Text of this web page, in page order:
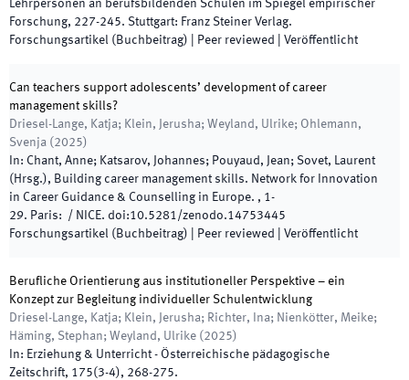
Lehrpersonen an berufsbildenden Schulen im Spiegel empirischer
Forschung, 227-245. Stuttgart: Franz Steiner Verlag.
Forschungsartikel (Buchbeitrag) | Peer reviewed Veröffentlicht
Can teachers support adolescents’ development of career
management skills?
Driesel-Lange, Katja; Klein, Jerusha; Weyland, Ulrike; Ohlemann,
Svenja ( 2025)
In: Chant, Anne; Katsarov, Johannes; Pouyaud, Jean; Sovet, Laurent
( Hrsg.), Building career management skills. Network for Innovation
in Career Guidance & Counselling in Europe. , 1-
29. Paris: / NICE. doi:10.5281/zenodo.14753445
Forschungsartikel (Buchbeitrag) | Peer reviewed Veröffentlicht
Berufliche Orientierung aus institutioneller Perspektive – ein
Konzept zur Begleitung individueller Schulentwicklung
Driesel-Lange, Katja; Klein, Jerusha; Richter, Ina; Nienkötter, Meike;
Häming, Stephan; Weyland, Ulrike ( 2025)
In: Erziehung & Unterricht - Österreichische pädagogische
Zeitschrift, 175(3-4), 268-275.